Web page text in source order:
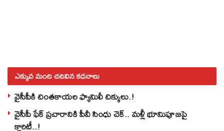
ఎక్కువ మంది చదివిన కధనాలు
వైసీపీకి చింతకాయల ఫ్యామిలీ చిక్కులు.!
వైసీపీ ఫేక్ ప్రచారానికి పీవీ సింధు చెక్.. మళ్లీ భూమిపూజపై
క్లారిటీ..!